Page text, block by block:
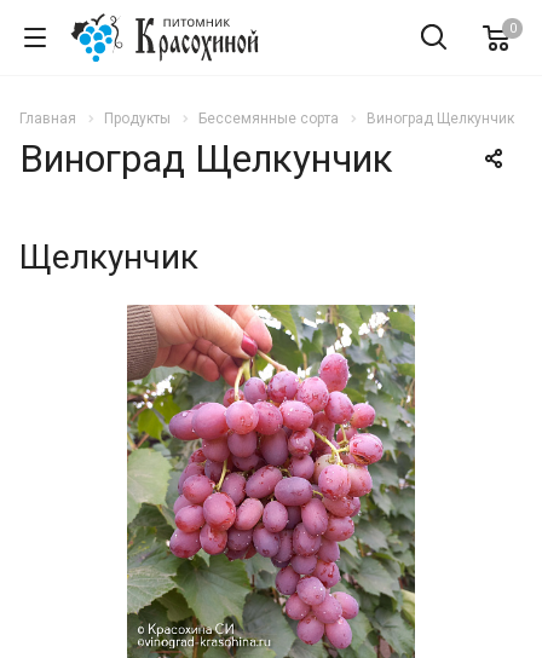
0
Главная Продукты Бессемянные сорта Виноград Щелкунчик
Виноград Щелкунчик
Щелкунчик